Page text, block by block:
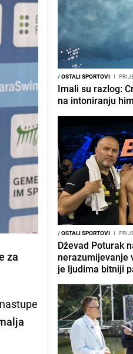
za
/OSTALI SPORTOVI I
Imali su razlog:
na intoniranju
/OSTALI SPORTOVI I
Dževad Poturak
nerazumijevanje
je ljudima bitniji